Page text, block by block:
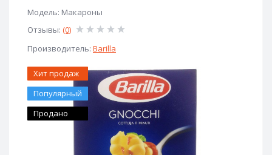
Модель: Макароны
Отзывы: (0)
Производитель: Barilla
Хит продаж
Популярный
Продано